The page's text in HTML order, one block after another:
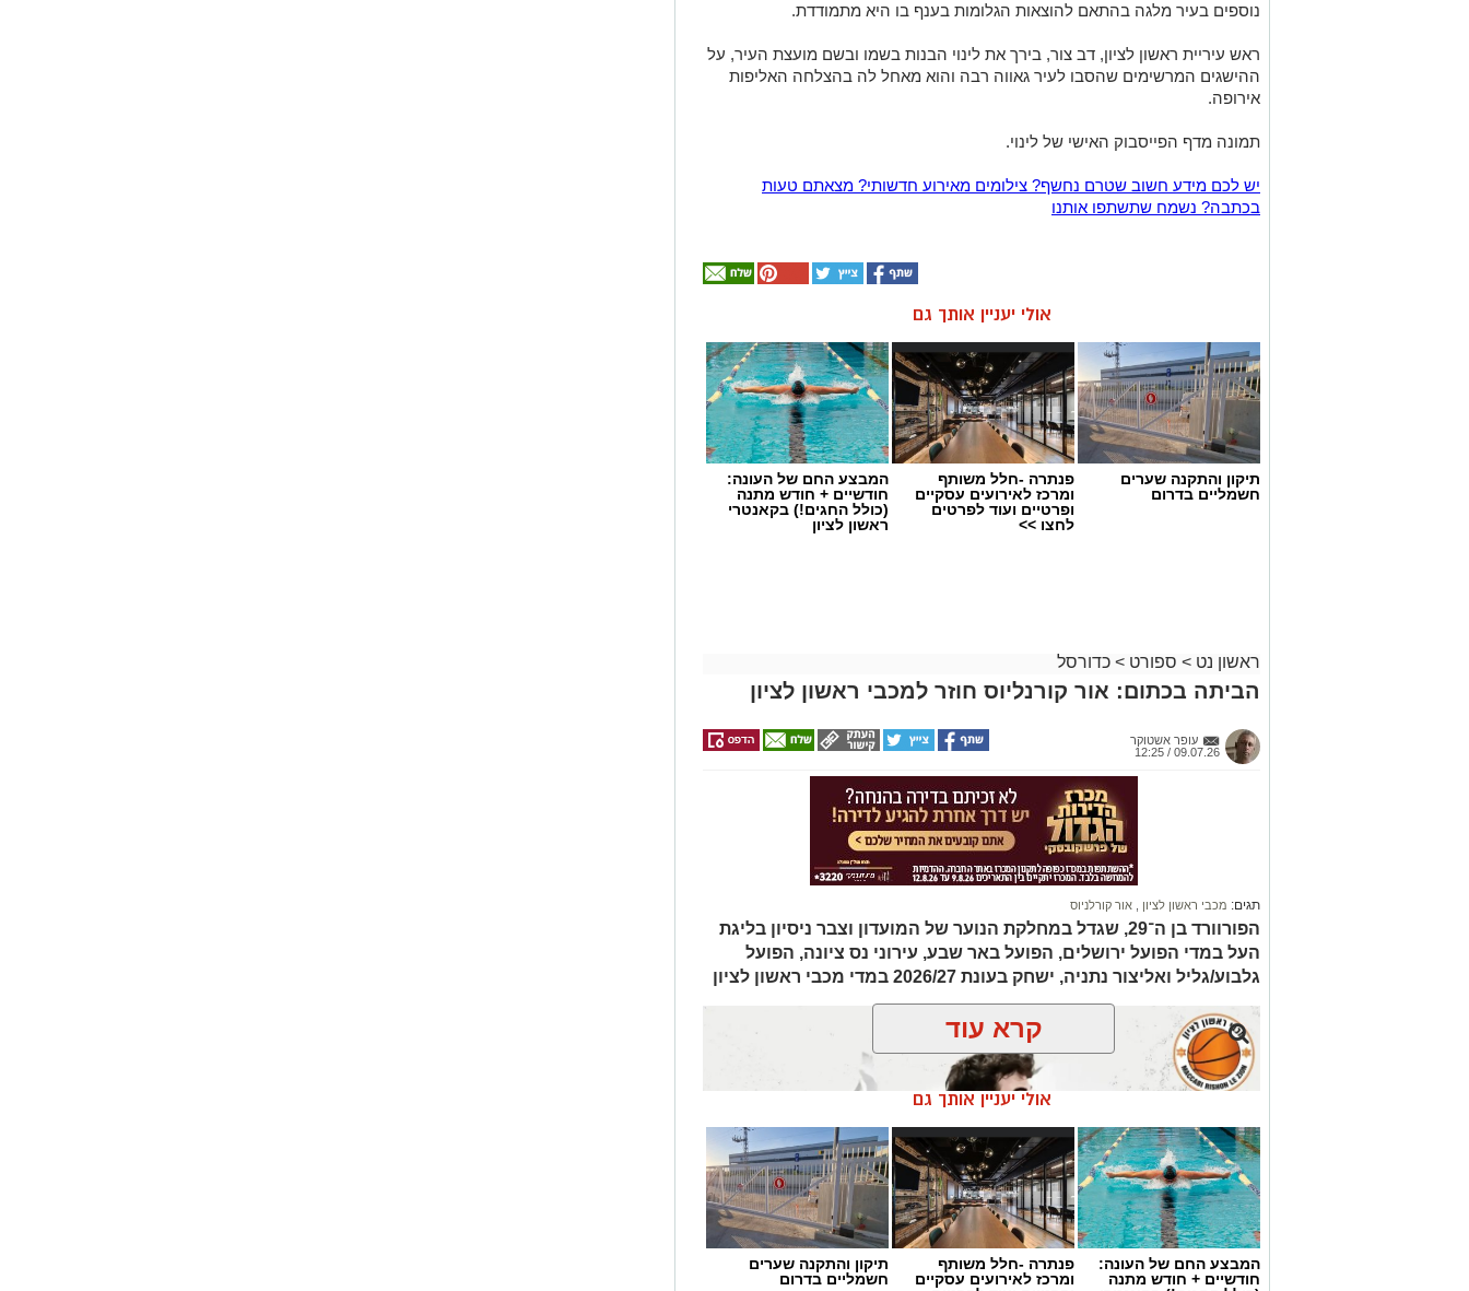
נוספים בעיר מלגה בהתאם להוצאות הגלומות בענף בו היא מתמודדת.
ראש עיריית ראשון לציון, דב צור, בירך את לינוי הבנות בשמו ובשם מועצת העיר, על
ההישגים המרשימים שהסבו לעיר גאווה רבה והוא מאחל לה בהצלחה האליפות
אירופה.
תמונה מדף הפייסבוק האישי של לינוי.
יש לכם מידע חשוב שטרם נחשף? צילומים מאירוע חדשותי? מצאתם טעות
בכתבה? נשמח שתשתפו אותנו
אולי יעניין אותך גם
תיקון והתקנה שערים
חשמליים בדרום
פנתרה -חלל משותף
ומרכז לאירועים עסקיים
ופרטיים ועוד לפרטים
לחצו >>
המבצע החם של העונה:
חודשיים + חודש מתנה
(כולל החגים!) בקאנטרי
ראשון לציון
ראשון נט > ספורט > כדורסל
הביתה בכתום: אור קורנליוס חוזר למכבי ראשון לציון
עופר אשטוקר
09.07.26 / 12:25
תגים: מכבי ראשון לציון אור קורלניוס
הפורוורד בן ה־29, שגדל במחלקת הנוער של המועדון וצבר ניסיון בליגת
העל במדי הפועל ירושלים, הפועל באר שבע, עירוני נס ציונה, הפועל
גלבוע/גליל ואליצור נתניה, ישחק בעונת 2026/27 במדי מכבי ראשון לציון
קרא עוד
אולי יעניין אותך גם
המבצע החם של העונה:
חודשיים + חודש מתנה
פנתרה -חלל משותף
ומרכז לאירועים עסקיים
תיקון והתקנה שערים
חשמליים בדרום